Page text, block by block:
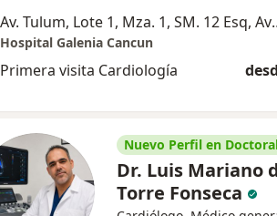
Av. Tulum, Lote 1,
Hospital Galenia Cancun
Primera visita Cardiología
Nuevo Perfil en
Dr. Luis Mariano
Torre Fonseca